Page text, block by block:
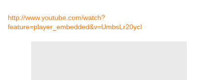
http://www.youtube.com/watch?
feature=player_embedded&v=UmbsLr20ycI